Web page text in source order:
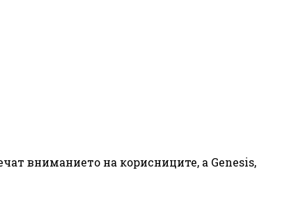
вниманието на корисниците, а Genesis,